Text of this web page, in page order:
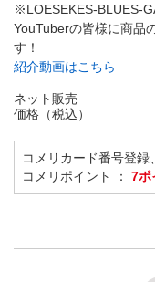
※LOESEKES-BLUES-
YouTuberの皆様に商品
す！
紹介動画はこちら
ネット販売
価格（税込）
コメリカード番号登
コメリポイント ： 7ポ